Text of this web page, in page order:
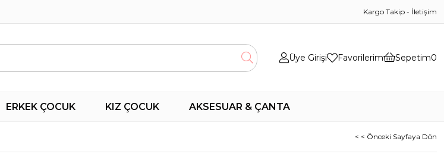
Kargo Takip - İletişim
Üye Girişi Favorilerim Sepetim0
ERKEK ÇOCUK KIZ ÇOCUK AKSESUAR & ÇANTA
< < Önceki Sayfaya Dön